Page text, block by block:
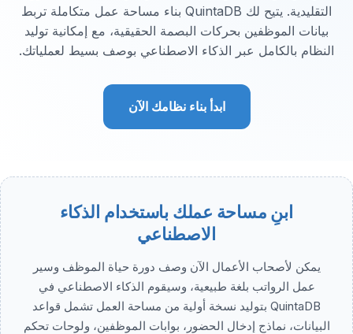
التقليدية. يتيح لك QuintaDB بناء مساحة عمل متكاملة تربط
بيانات الموظفين بحركات البصمة الحقيقية، مع إمكانية توليد
النظام بالكامل عبر الذكاء الاصطناعي بوصف بسيط لعملياتك.
ابدأ بناء نظامك الآن
ابنِ مساحة عملك باستخدام الذكاء
الاصطناعي
يمكن لأصحاب الأعمال الآن وصف دورة حياة الموظف وسير
عمل الرواتب بلغة طبيعية، وسيقوم الذكاء الاصطناعي في
QuintaDB بتوليد نسخة أولية من مساحة العمل تشمل قواعد
البيانات، نماذج إدخال الحضور، بوابات الموظفين، ولوحات تحكم